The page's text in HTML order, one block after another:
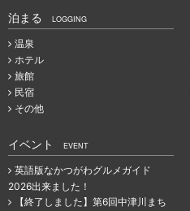
泊まる LOGGING
温泉
ホテル
旅館
民宿
その他
イベント EVENT
英語版なかつがわグルメガイド
2026出来ました！
【終了しました】第6回中津川まち